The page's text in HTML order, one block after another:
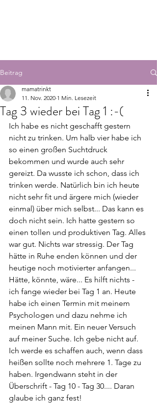
Beitrag
Tag 3 wieder bei Tag 1 :-(
mamatrinkt
11. Nov. 2020 1 Min. Lesezeit
Ich habe es nicht geschafft gestern
nicht zu trinken. Um halb vier habe ich
so einen großen Suchtdruck
bekommen und wurde auch sehr
gereizt. Da wusste ich schon, dass ich
trinken werde. Natürlich bin ich heute
nicht sehr fit und ärgere mich (wieder
einmal) über mich selbst... Das kann es
doch nicht sein. Ich hatte gestern so
einen tollen und produktiven Tag. Alles
war gut. Nichts war stressig. Der Tag
hätte in Ruhe enden können und der
heutige noch motivierter anfangen...
Hätte, könnte, wäre... Es hilft nichts -
ich fange wieder bei Tag 1 an. Heute
habe ich einen Termin mit meinem
Psychologen und dazu nehme ich
meinen Mann mit. Ein neuer Versuch
auf meiner Suche. Ich gebe nicht auf.
Ich werde es schaffen auch, wenn dass
heißen sollte noch mehrere 1. Tage zu
haben. Irgendwann steht in der
Überschrift - Tag 10 - Tag 30.... Daran
glaube ich ganz fest!